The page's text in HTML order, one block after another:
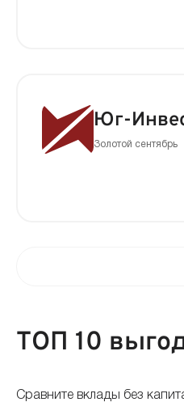
Юг-
Золотой сентябрь
ТОП 10
Сравните вклады без